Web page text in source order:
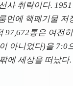
사 취락이다.
먼에 핵폐기물
통은 여전
아니었다)을 7:0
에 세상을 떠났